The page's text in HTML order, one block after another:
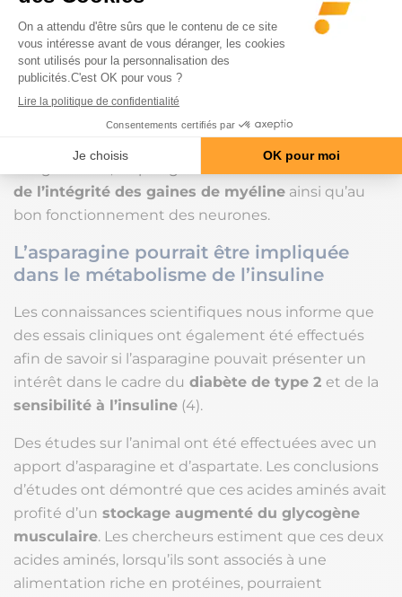
provoquerait deseffets catastrophiques sur le
développement du système nerveux
naissance des petits. Cet effet serait causé par une
synthèse peu élevée de la myéline, la gaine
organique protégeant les fibres nerveuses.
A l’âge adulte, l’asparagine contribue au
de l’intégrité des gaines de myéline ainsi qu’au
bon fonctionnement des neurones.
L’asparagine pourrait être impliquée
dans le métabolisme de l’insuline
Les connaissances scientifiques nous informe que
des essais cliniques ont également été effectués
afin de savoir si l’asparagine pouvait présenter un
intérêt dans le cadre du diabète de type 2 et de la
sensibilité à l’insuline (4).
Des études sur l’animal ont été effectuées avec un
apport d’asparagine et d’aspartate. Les conclusions
d’études ont démontré que ces acides aminés avait
profité d’un stockage augmenté du glycogène
musculaire. Les chercheurs estiment que ces deux
acides aminés, lorsqu’ils sont associés à une
alimentation riche en protéines, pourraient